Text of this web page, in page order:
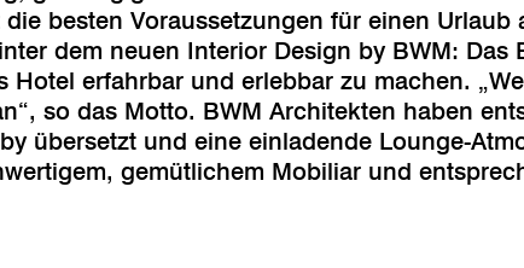
besten Voraussetzungen für einen Urlaub
dem neuen Interior Design by BWM: Das
Hotel erfahrbar und erlebbar zu machen.
so das Motto. BWM Architekten haben
übersetzt und eine einladende Lounge-
gemütlichem Mobiliar und